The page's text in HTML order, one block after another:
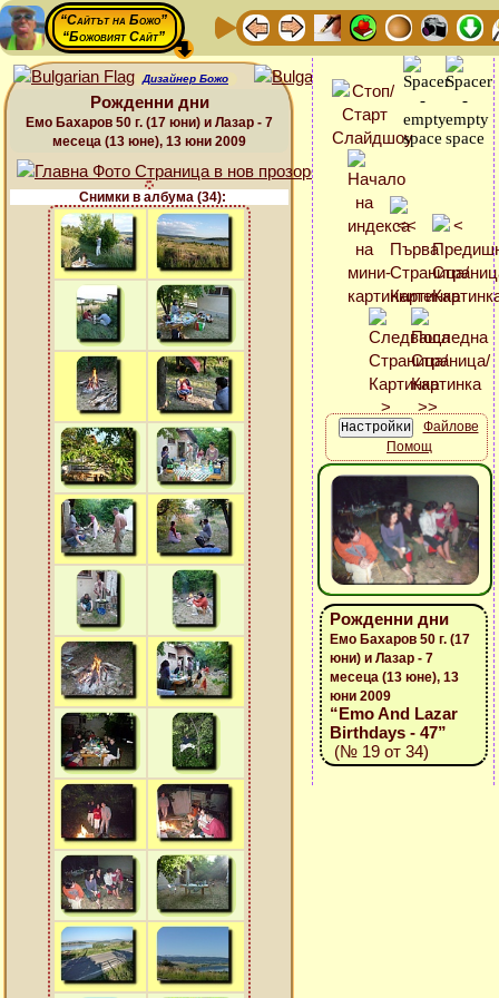
“Сайтът на Божо”
“Божовият Сайт”
Дизайнер Божо
Рожденни дни
Емо Бахаров 50 г. (17 юни) и Лазар - 7
месеца (13 юне), 13 юни 2009
Снимки в албума (34):
Файлове
Помощ
Рожденни дни
Емо Бахаров 50 г. (17
юни) и Лазар - 7
месеца (13 юне), 13
юни 2009
“Emo And Lazar
Birthdays - 47”
(№ 19 от 34)